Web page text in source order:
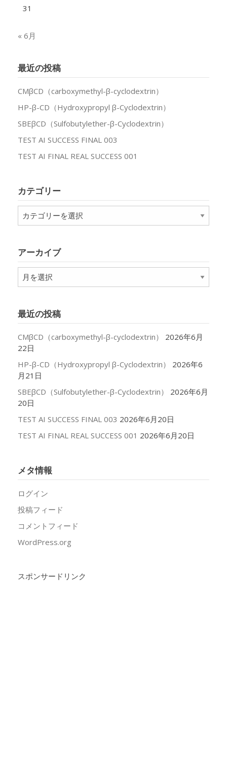
31
« 6月
最近の投稿
CMβCD（carboxymethyl-β-cyclodextrin）
HP-β-CD（Hydroxypropyl β-Cyclodextrin）
SBEβCD（Sulfobutylether-β-Cyclodextrin）
TEST AI SUCCESS FINAL 003
TEST AI FINAL REAL SUCCESS 001
カテゴリー
テ
ー
アーカイブ
ア
ー
ブ
最近の投稿
CMβCD（carboxymethyl-β-cyclodextrin）
2026年6月
22日
HP-β-CD（Hydroxypropyl β-Cyclodextrin）
2026年6
月21日
SBEβCD（Sulfobutylether-β-Cyclodextrin）
2026年6月
20日
TEST AI SUCCESS FINAL 003 2026年6月20日
TEST AI FINAL REAL SUCCESS 001 2026年6月20日
メタ情報
ログイン
投稿フィード
コメントフィード
WordPress.org
スポンサードリンク